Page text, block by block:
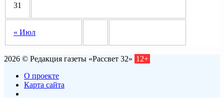
« Июл
31
2026 © Редакция газеты «Рассвет 32» 12+
О проекте
Карта сайта